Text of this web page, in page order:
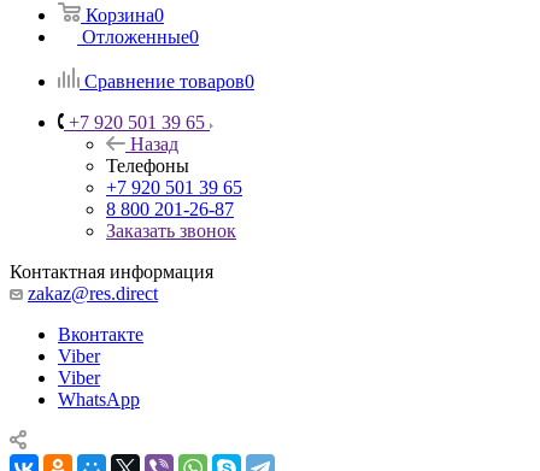
Корзина0
Отложенные0
Сравнение товаров0
+7 920 501 39 65
Назад
Телефоны
+7 920 501 39 65
8 800 201-26-87
Заказать звонок
Контактная информация
zakaz@res.direct
Вконтакте
Viber
Viber
WhatsApp